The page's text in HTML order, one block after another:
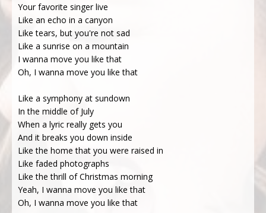
Your favorite singer live
Like an echo in a canyon
Like tears, but you're not sad
Like a sunrise on a mountain
I wanna move you like that
Oh, I wanna move you like that
Like a symphony at sundown
In the middle of July
When a lyric really gets you
And it breaks you down inside
Like the home that you were raised in
Like faded photographs
Like the thrill of Christmas morning
Yeah, I wanna move you like that
Oh, I wanna move you like that